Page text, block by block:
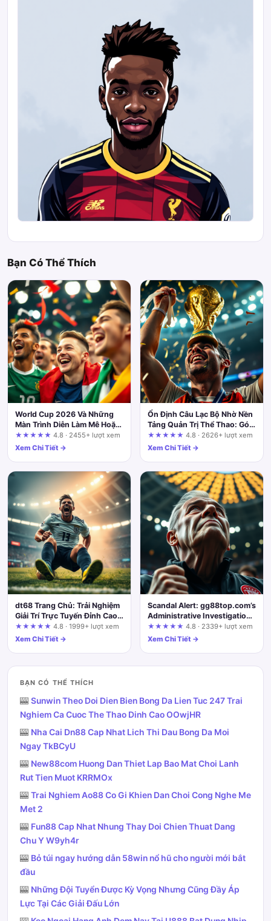
Bạn Có Thể Thích
World Cup 2026 Và Những
Màn Trình Diễn Làm Mê Hoặc
Người Hâm Mộ
★★★★★ 4.8 · 2455+ lượt xem
Xem Chi Tiết →
Ổn Định Câu Lạc Bộ Nhờ Nền
Tảng Quản Trị Thể Thao: Góc
Nhìn Từ Hitclub
★★★★★ 4.8 · 2626+ lượt xem
Xem Chi Tiết →
dt68 Trang Chủ: Trải Nghiệm
Giải Trí Trực Tuyến Đỉnh Cao
Ngay Tại Nhà
★★★★★ 4.8 · 1999+ lượt xem
Xem Chi Tiết →
Scandal Alert: gg88top.com’s
Administrative Investigation
—A UX Review
★★★★★ 4.8 · 2339+ lượt xem
Xem Chi Tiết →
BẠN CÓ THỂ THÍCH
🎰 Sunwin Theo Doi Dien Bien Bong Da Lien Tuc 247 Trai
Nghiem Ca Cuoc The Thao Dinh Cao OOwjHR
🎰 Nha Cai Dn88 Cap Nhat Lich Thi Dau Bong Da Moi
Ngay TkBCyU
🎰 New88com Huong Dan Thiet Lap Bao Mat Choi Lanh
Rut Tien Muot KRRMOx
🎰 Trai Nghiem Ao88 Co Gi Khien Dan Choi Cong Nghe Me
Met 2
🎰 Fun88 Cap Nhat Nhung Thay Doi Chien Thuat Dang
Chu Y W9yh4r
🎰 Bỏ túi ngay hướng dẫn 58win nổ hũ cho người mới bắt
đầu
🎰 Những Đội Tuyển Được Kỳ Vọng Nhưng Cũng Đầy Áp
Lực Tại Các Giải Đấu Lớn